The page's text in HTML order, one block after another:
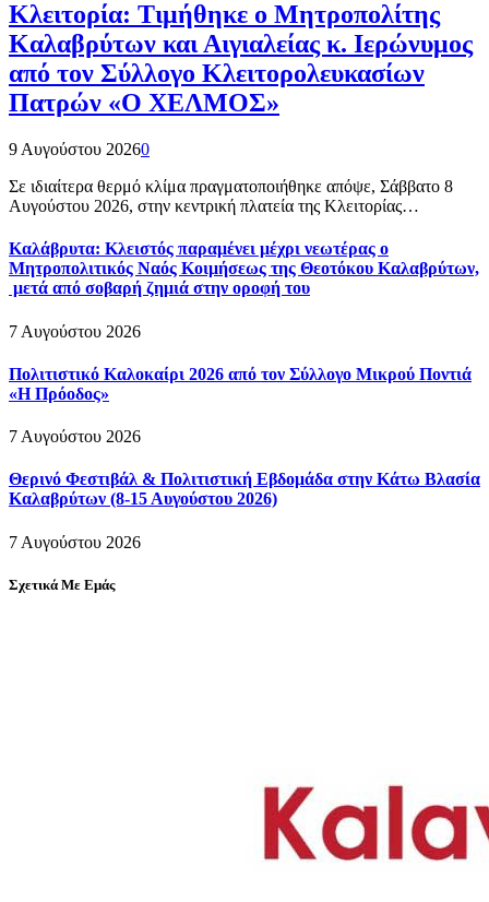
Κλειτορία: Τιμήθηκε ο Μητροπολίτης
Καλαβρύτων και Αιγιαλείας κ. Ιερώνυμος
από τον Σύλλογο Κλειτορολευκασίων
Πατρών «Ο ΧΕΛΜΟΣ»
9 Αυγούστου 20260
Σε ιδιαίτερα θερμό κλίμα πραγματοποιήθηκε απόψε, Σάββατο 8
Αυγούστου 2026, στην κεντρική πλατεία της Κλειτορίας…
Καλάβρυτα: Κλειστός παραμένει μέχρι νεωτέρας ο
Μητροπολιτικός Ναός Κοιμήσεως της Θεοτόκου Καλαβρύτων,
μετά από σοβαρή ζημιά στην οροφή του
7 Αυγούστου 2026
Πολιτιστικό Καλοκαίρι 2026 από τον Σύλλογο Μικρού Ποντιά
«Η Πρόοδος»
7 Αυγούστου 2026
Θερινό Φεστιβάλ & Πολιτιστική Εβδομάδα στην Κάτω Βλασία
Καλαβρύτων (8-15 Αυγούστου 2026)
7 Αυγούστου 2026
Σχετικά Με Εμάς